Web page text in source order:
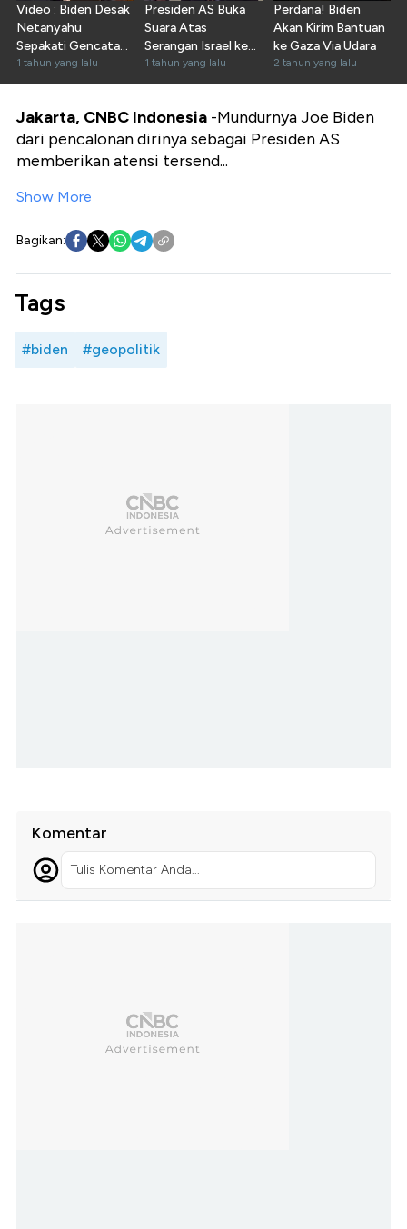
Video : Biden Desak
Netanyahu
Sepakati Gencatan
Senjata Gaza
1 tahun yang lalu
Presiden AS Buka
Suara Atas
Serangan Israel ke
Iran
1 tahun yang lalu
Perdana! Biden
Akan Kirim Bantuan
ke Gaza Via Udara
2 tahun yang lalu
Jakarta, CNBC Indonesia -Mundurnya Joe Biden
dari pencalonan dirinya sebagai Presiden AS
memberikan atensi tersend...
Show More
Bagikan:
Tags
#biden #geopolitik
Komentar
Tulis Komentar Anda...